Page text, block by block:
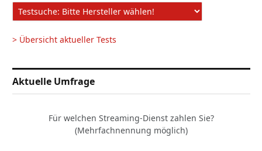
> Übersicht aktueller Tests
Aktuelle Umfrage
Für welchen Streaming-Dienst zahlen Sie?
(Mehrfachnennung möglich)